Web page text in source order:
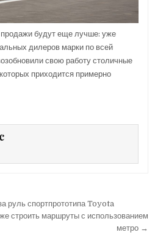
будут еще лучше: уже
дилеров марки по всей
свою работу столичные
приходится примерно
руль спортпрототипа Toyota
строить маршруты с использованием
метро →